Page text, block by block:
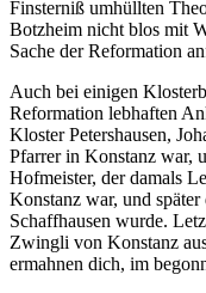
Finsterniß umhüllten
Botzheim nicht blos mit
Sache der Reformation
Auch bei einigen
Reformation lebhaften
Kloster Petershausen,
Pfarrer in Konstanz war,
Hofmeister, der damals
Konstanz war, und
Schaffhausen wurde.
Zwingli von Konstanz
ermahnen dich, im